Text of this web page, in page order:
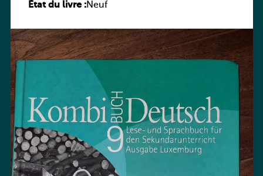
Sprachbuch
État du livre :Neuf